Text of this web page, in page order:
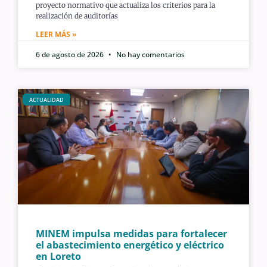
proyecto normativo que actualiza los criterios para la
realización de auditorías
LEER MÁS »
6 de agosto de 2026
No hay comentarios
ACTUALIDAD
MINEM impulsa medidas para fortalecer
el abastecimiento energético y eléctrico
en Loreto